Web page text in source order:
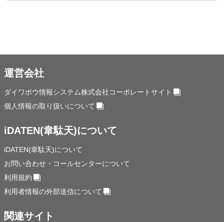
運営会社
ダイワボウ情報システム株式会社コーポレートサイト
個人情報の取り扱いについて
iDATEN(韋駄天)について
iDATEN(韋駄天)について
お問い合わせ・コールセンターについて
利用規約
利用者情報の外部送信について
関連サイト